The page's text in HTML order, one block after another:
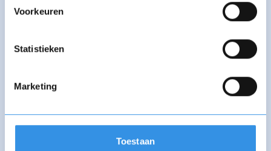
Voorkeuren
Statistieken
Marketing
Toestaan
Ushersyndroom
Stichting Villa
Stichting